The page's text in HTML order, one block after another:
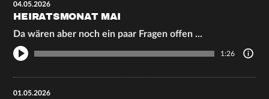
04.05.2026
HEIRATSMONAT MAI
Da wären aber noch ein paar Fragen offen ...
1:26
01.05.2026